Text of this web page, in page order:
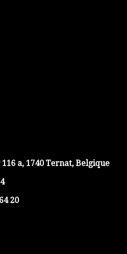
116 a, 1740 Ternat, Belgique
20